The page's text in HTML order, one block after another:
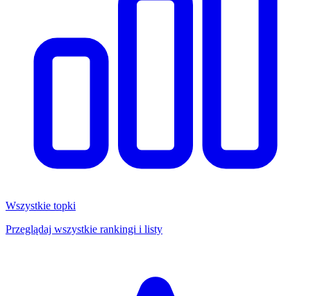
Wszystkie topki
Przeglądaj wszystkie rankingi i listy